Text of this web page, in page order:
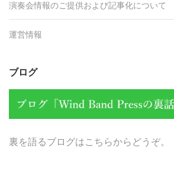
演奏会情報のご提供および記事化について
運営情報
ブログ
裏を語るブログはこちらからどうぞ。